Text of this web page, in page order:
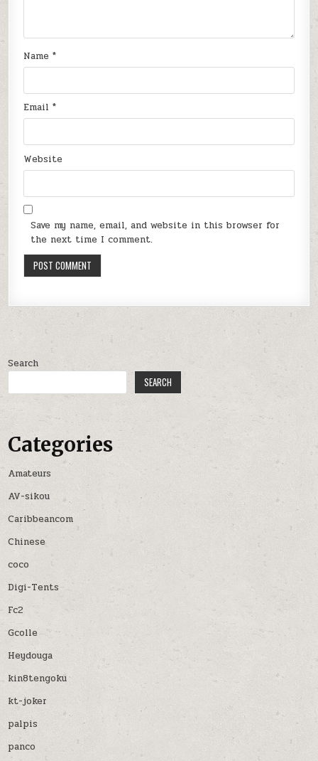
Name*
Email*
Website
Save my name, email, and website in this browser for
the next time I comment.
Search
SEARCH
Categories
Amateurs
AV-sikou
Caribbeancom
Chinese
coco
Digi-Tents
Fc2
Gcolle
Heydouga
kin8tengoku
kt-joker
palpis
panco